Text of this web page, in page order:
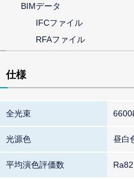
BIMデータ
IFCファイル
RFAファイル
仕様
全光束
光源色 昼白
平均演色評価数 Ra82